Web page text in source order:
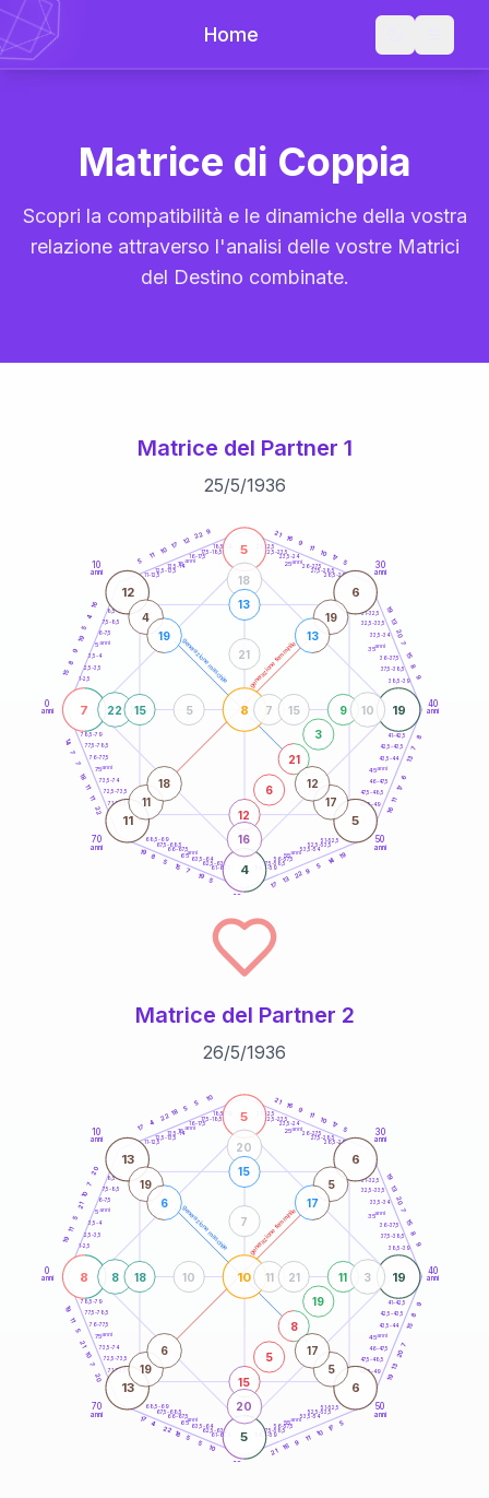
Home
Matrice di Coppia
Scopri la compatibilità e le dinamiche della vostra
relazione attraverso l'analisi delle vostre Matrici
del Destino combinate.
Matrice del Partner 1
25/5/1936
generazione maschile generazione femminile
0
anni
10
anni
30
anni
40
anni
50
anni
60
70
anni
1-2,5
2,5-3,5
3,5-4
6-7,5
7,5-8,5
8,5-9
11-12,5
12,5-13,5
13,5-14
16-17,5
17,5-18,5
18,5-19
21-22,5
22,5-23,5
23,5-24
26-27,5
27,5-28,5
28,5-29
31-32,5
32,5-33,5
33,5-34
36-37,5
37,5-38,5
38,5-39
41-42,5
42,5-43,5
43,5-44
46-47,5
47,5-48,5
48,5-49
51-52,5
52,5-53,5
53,5-54
56-57,5
57,5-58,5
58,5-59
61-62,5
62,5-63,5
63,5-64
66-67,5
67,5-68,5
68,5-69
71-72,5
72,5-73,5
73,5-74
76-77,5
77,5-78,5
78,5-79
15
8
9
19
5
4
16
5
11
10
17
12
22 9 21
16
9
11
10
17
5
19
13
20
7
15
8
9
8
7
13
6
17
11
16
19
14
5
9
22
13
17
5
19
7
15
5
8
19
22
11
11
18
7
7
14
7
5
19
4
8
12 6
11 5
12
6
21
3
9
22
18
10
16
15
13
7 15
5
21
4
19
19
13
11
18
17
12
5anni
15 anni 25anni
35anni
45anni
55anni
65anni
75anni
Matrice del Partner 2
26/5/1936
generazione maschile generazione femminile
0
anni
10
anni
30
anni
40
anni
50
anni
60
70
anni
1-2,5
2,5-3,5
3,5-4
6-7,5
7,5-8,5
8,5-9
11-12,5
12,5-13,5
13,5-14
16-17,5
17,5-18,5
18,5-19 21-22,5
22,5-23,5
23,5-24
26-27,5
27,5-28,5
28,5-29
31-32,5
32,5-33,5
33,5-34
36-37,5
37,5-38,5
38,5-39
41-42,5
42,5-43,5
43,5-44
46-47,5
47,5-48,5
48,5-49
51-52,5
52,5-53,5
53,5-54
56-57,5
57,5-58,5
58,5-59
61-62,5
62,5-63,5
63,5-64
66-67,5
67,5-68,5
68,5-69
71-72,5
72,5-73,5
73,5-74
76-77,5
77,5-78,5
78,5-79
19
11
5
21
10
7
20
17
4
22
18 5
5
10 21
16
9
11
10
17
5
19
13
20
7
15
8
9
9
8
15
7
20
13
19
5
17
10
11
9
16
21
10
5
5
18
22
4
17
20
7
10
21
5
11
19
8
5
19
5
10
13 6
13 6
15
5
8
19
11
8
20
3
20
18
15
11 21
10
7
19
6
5
17
19
6
5
17
5anni
15 anni 25anni
35anni
45anni
55anni
65anni
75anni